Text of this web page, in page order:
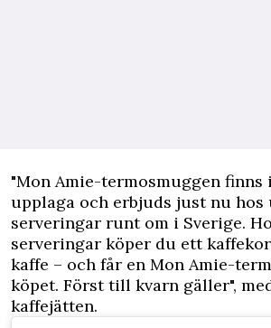
"Mon Amie-termosmuggen finns
upplaga och erbjuds just nu hos
serveringar runt om i Sverige.
serveringar köper du ett
kaffe – och får en Mon Amie-
köpet. Först till kvarn gäller",
kaffejätten.